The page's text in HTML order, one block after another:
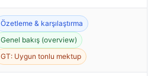
Özetleme & karşılaştırma
Genel bakış (overview)
GT: Uygun tonlu mektup